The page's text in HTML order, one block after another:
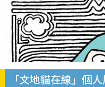
「文地貓在線」個